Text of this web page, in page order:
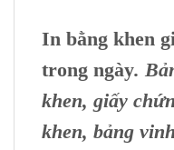
In bằng khen
trong ngày.
khen, giấy
khen, bảng